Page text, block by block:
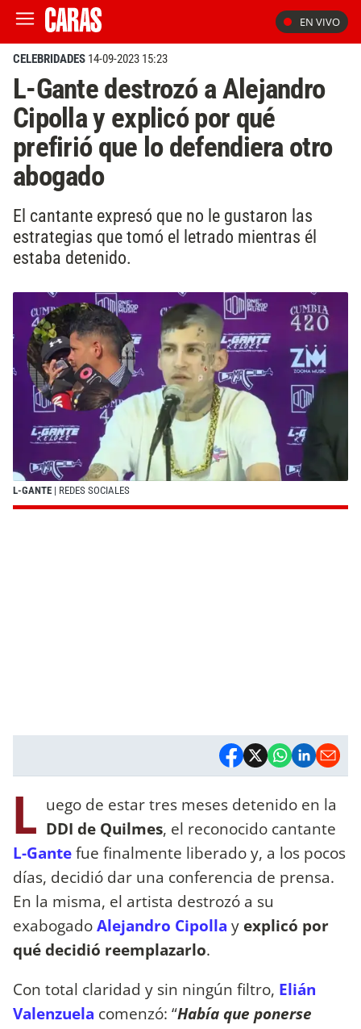
EN VIVO
CELEBRIDADES 14-09-2023 15:23
L-Gante destrozó a Alejandro
Cipolla y explicó por qué
prefirió que lo defendiera otro
abogado
El cantante expresó que no le gustaron las
estrategias que tomó el letrado mientras él
estaba detenido.
L-GANTE | REDES SOCIALES
L uego de estar tres meses detenido en la
DDI de Quilmes, el reconocido cantante
L-Gantefue finalmente liberado y, a los pocos
días, decidió dar una conferencia de prensa.
En la misma, el artista destrozó a su
exabogadoAlejandro Cipolla y explicó por
qué decidió reemplazarlo.
Con total claridad y sin ningún filtro, Elián
Valenzuela comenzó: “Había que ponerse